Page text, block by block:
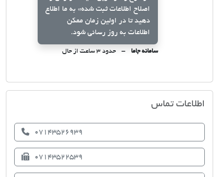
اصلاح اطلاعات ثبت شده» به ما اطلاع
دهید تا در اولین زمان ممکن
اطلاعات به روز رسانی شود.
سامانه جاما حدود ۳ ساعت از حال
اطلاعات تماس
07143526939
07143522539